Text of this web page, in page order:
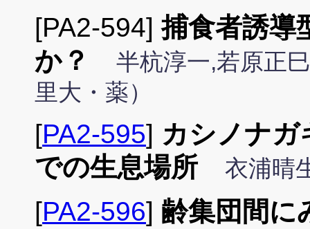
[PA2-594]捕食者誘導
か？
半杭淳一,若原正
里大・薬）
[PA2-595] カシノナガ
での生息場所
衣浦晴
[PA2-596] 齢集団間に